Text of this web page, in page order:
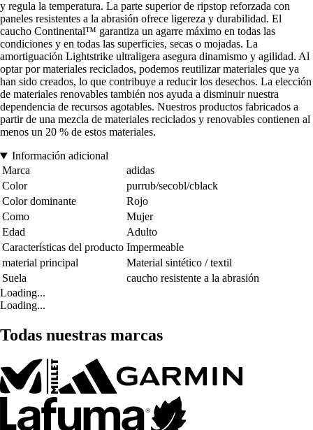
y regula la temperatura. La parte superior de ripstop reforzada con
paneles resistentes a la abrasión ofrece ligereza y durabilidad. El
caucho Continental™ garantiza un agarre máximo en todas las
condiciones y en todas las superficies, secas o mojadas. La
amortiguación Lightstrike ultraligera asegura dinamismo y agilidad. Al
optar por materiales reciclados, podemos reutilizar materiales que ya
han sido creados, lo que contribuye a reducir los desechos. La elección
de materiales renovables también nos ayuda a disminuir nuestra
dependencia de recursos agotables. Nuestros productos fabricados a
partir de una mezcla de materiales reciclados y renovables contienen al
menos un 20 % de estos materiales.
Información adicional
Marca
adidas
Color
purrub/secobl/cblack
Color dominante
Rojo
Como
Mujer
Edad
Adulto
Características del producto Impermeable
material principal
Material sintético / textil
Suela
caucho resistente a la abrasión
Loading...
Loading...
Todas nuestras marcas